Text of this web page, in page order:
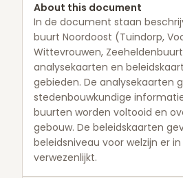
About this document
In de document staan
buurt Noordoost (Tuindorp,
Wittevrouwen,
analysekaarten en
gebieden. De analysekaarten
stedenbouwkundige
buurten worden voltooid en
gebouw. De beleidskaarten
beleidsniveau voor welzijn er
verwezenlijkt.